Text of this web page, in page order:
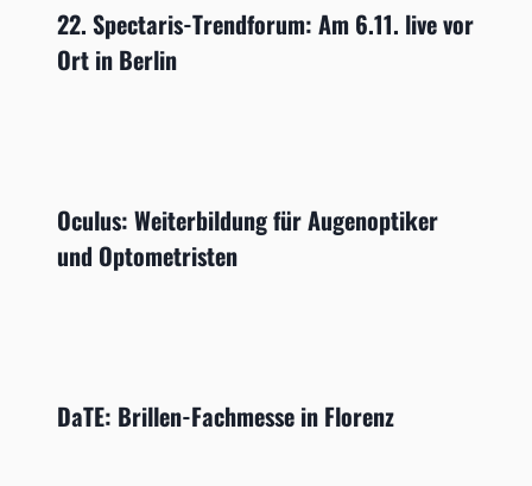
22. Spectaris-Trendforum: Am 6.11. live vor
Ort in Berlin
Oculus: Weiterbildung für Augenoptiker
und Optometristen
DaTE: Brillen-Fachmesse in Florenz